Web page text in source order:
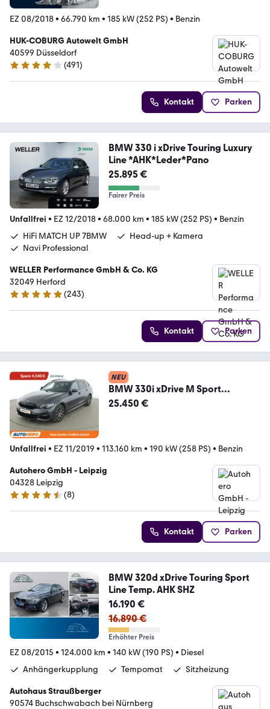
EZ 08/2018• 66.790 km • 185 kW (252 PS) • Benzin
HUK-COBURG Autowelt GmbH
40599 Düsseldorf
4.1 Sterne
(491)
Kontakt Parken
BMW 330 i xDrive Touring Luxury
Line *AHK*Leder*Pano
25.895 €
Fairer Preis
Unfallfrei • EZ 12/2018• 68.000 km • 185 kW (252 PS) • Benzin
HiFi MATCH UP 7BMW
Head-up + Kamera
Navi Professional
WELLER Performance GmbH & Co. KG
32049 Herford
4.8 Sterne
(243)
Kontakt Parken
NEU
BMW 330i xDrive M Sport
Aut.*NAVI*LED*TEMPO*CAM*
25.450 €
Unfallfrei • EZ 11/2019 • 113.160 km • 190 kW (258 PS) • Benzin
Autohero GmbH - Leipzig
04328 Leipzig
4.3 Sterne
(8)
Kontakt Parken
BMW 320d xDrive Touring Sport
Line Temp. AHK SHZ
16.190 €
16.890 €
Erhöhter Preis
EZ 08/2015 • 124.000 km • 140 kW (190 PS) • Diesel
Anhängerkupplung
Tempomat Sitzheizung
Autohaus Straußberger
90574 Buchschwabach bei Nürnberg